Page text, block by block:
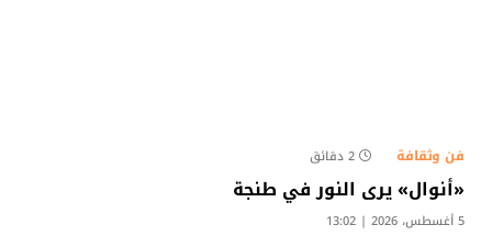
فن وثقافة 2 دقائق
«أنوال» يرى النور في طنجة
5 أغسطس، 2026 | 13:02